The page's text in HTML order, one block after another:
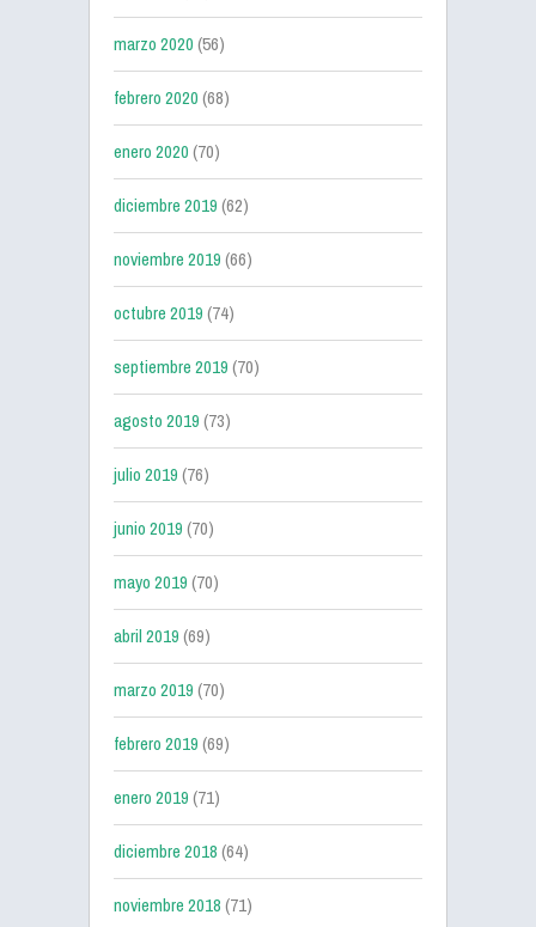
marzo 2020(56)
febrero 2020(68)
enero 2020(70)
diciembre 2019(62)
noviembre 2019(66)
octubre 2019(74)
septiembre 2019(70)
agosto 2019(73)
julio 2019(76)
junio 2019(70)
mayo 2019(70)
abril 2019(69)
marzo 2019(70)
febrero 2019(69)
enero 2019(71)
diciembre 2018(64)
noviembre 2018(71)